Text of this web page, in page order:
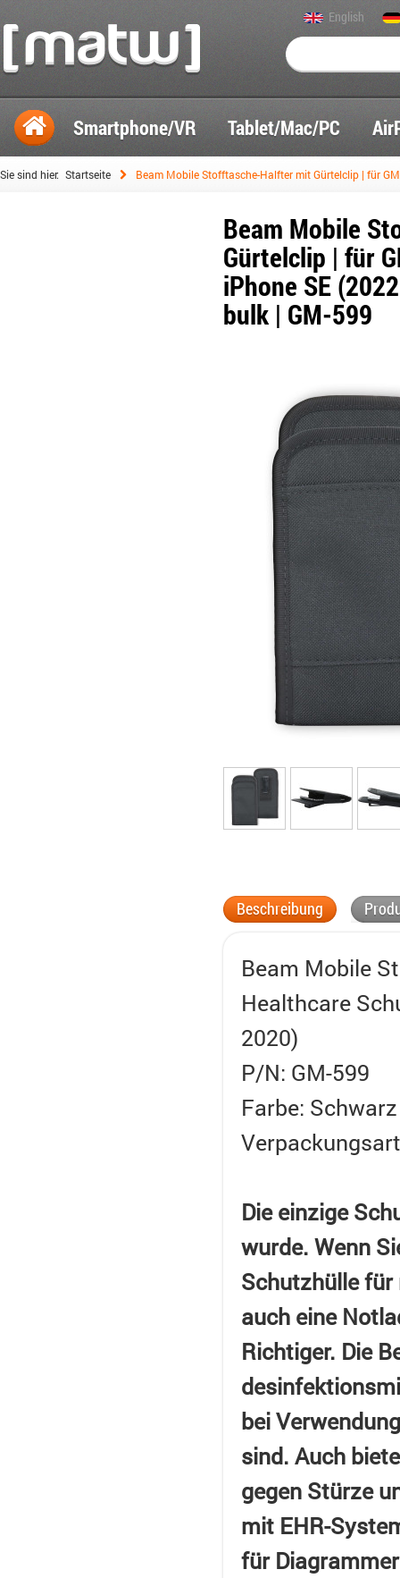
English
Smartphone/VR Tablet/Mac/PC
Sie sind hier: Startseite Beam Mobile Stofftasche-Halfter mit Gürtelclip | für
Beam Mobile
Gürtelclip | für
iPhone SE
bulk | GM-599
Beschreibung
Beam Mobile
Healthcare
2020)
P/N: GM-599
Farbe: Schwarz
Die einzige
wurde. Wenn
Schutzhülle für
auch eine
Richtiger. Die
bei
sind. Auch
gegen Stürze
mit EHR-
für